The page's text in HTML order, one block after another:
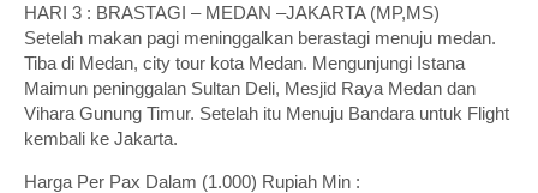
HARI 3 : BRASTAGI – MEDAN –JAKARTA (MP,MS)
Setelah makan pagi meninggalkan berastagi menuju medan.
Tiba di Medan, city tour kota Medan. Mengunjungi Istana
Maimun peninggalan Sultan Deli, Mesjid Raya Medan dan
Vihara Gunung Timur. Setelah itu Menuju Bandara untuk Flight
kembali ke Jakarta.
Harga Per Pax Dalam (1.000) Rupiah Min :